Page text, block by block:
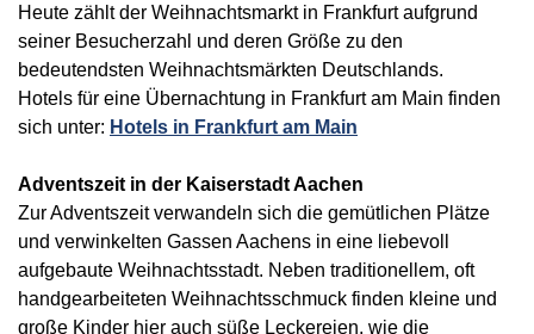
Heute zählt der Weihnachtsmarkt in Frankfurt aufgrund
seiner Besucherzahl und deren Größe zu den
bedeutendsten Weihnachtsmärkten Deutschlands.
Hotels für eine Übernachtung in Frankfurt am Main finden
sich unter: Hotels in Frankfurt am Main
Adventszeit in der Kaiserstadt Aachen
Zur Adventszeit verwandeln sich die gemütlichen Plätze
und verwinkelten Gassen Aachens in eine liebevoll
aufgebaute Weihnachtsstadt. Neben traditionellem, oft
handgearbeiteten Weihnachtsschmuck finden kleine und
große Kinder hier auch süße Leckereien, wie die